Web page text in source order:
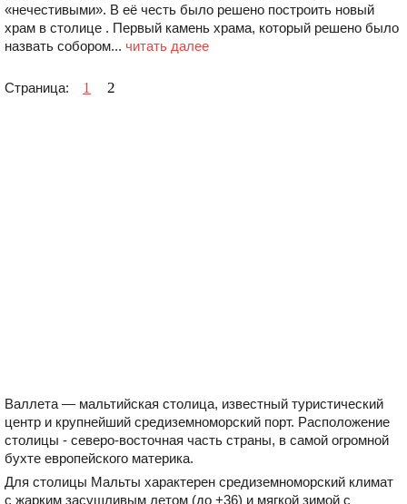
«нечестивыми». В её честь было решено построить новый
храм в столице . Первый камень храма, который решено было
назвать собором... читать далее
Страница: 1 2
Валлета — мальтийская столица, известный туристический
центр и крупнейший средиземноморский порт. Расположение
столицы - северо-восточная часть страны, в самой огромной
бухте европейского материка.
Для столицы Мальты характерен средиземноморский климат
с жарким засушливым летом (до +36) и мягкой зимой с